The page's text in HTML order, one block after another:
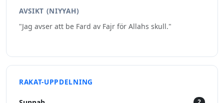
AVSIKT (NIYYAH)
"Jag avser att be Fard av Fajr för Allahs skull."
RAKAT-UPPDELNING